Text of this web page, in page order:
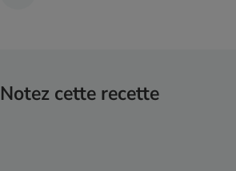
Notez cette recette